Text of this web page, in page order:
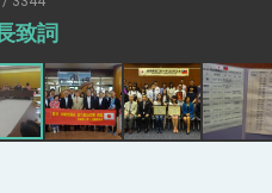
美國智庫「德國馬歇爾基金
化跨大西洋戰略夥伴關係
性成果 卓揆期勉爭取時間完
協定」簽署
致詞